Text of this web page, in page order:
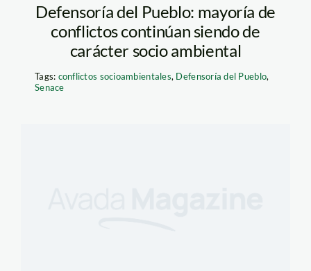
Defensoría del Pueblo: mayoría de
conflictos continúan siendo de
carácter socio ambiental
Tags: conflictos socioambientales, Defensoría del Pueblo,
Senace